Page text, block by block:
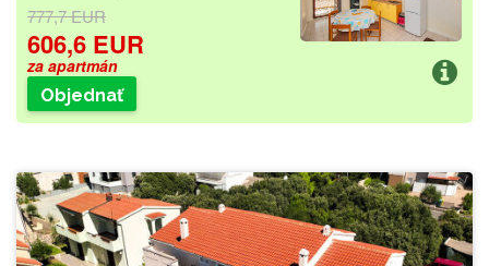
777,7 EUR
606,6 EUR
za apartmán
Objednať